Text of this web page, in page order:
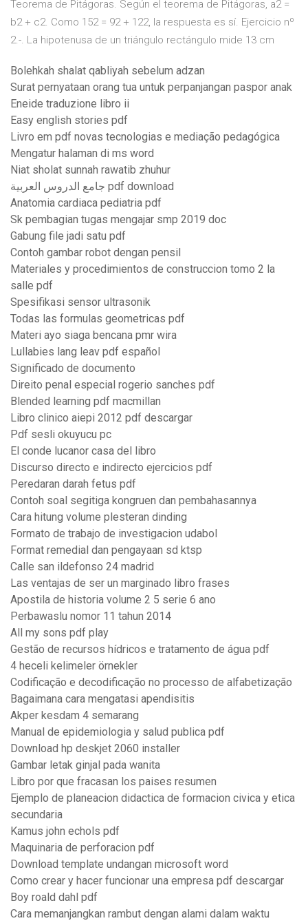
Teorema de Pitágoras. Según el teorema de Pitágoras, a2 =
b2 + c2. Como 152 = 92 + 122, la respuesta es sí. Ejercicio nº
2.-. La hipotenusa de un triángulo rectángulo mide 13 cm
Bolehkah shalat qabliyah sebelum adzan
Surat pernyataan orang tua untuk perpanjangan paspor anak
Eneide traduzione libro ii
Easy english stories pdf
Livro em pdf novas tecnologias e mediação pedagógica
Mengatur halaman di ms word
Niat sholat sunnah rawatib zhuhur
جامع الدروس العربية pdf download
Anatomia cardiaca pediatria pdf
Sk pembagian tugas mengajar smp 2019 doc
Gabung file jadi satu pdf
Contoh gambar robot dengan pensil
Materiales y procedimientos de construccion tomo 2 la
salle pdf
Spesifikasi sensor ultrasonik
Todas las formulas geometricas pdf
Materi ayo siaga bencana pmr wira
Lullabies lang leav pdf español
Significado de documento
Direito penal especial rogerio sanches pdf
Blended learning pdf macmillan
Libro clinico aiepi 2012 pdf descargar
Pdf sesli okuyucu pc
El conde lucanor casa del libro
Discurso directo e indirecto ejercicios pdf
Peredaran darah fetus pdf
Contoh soal segitiga kongruen dan pembahasannya
Cara hitung volume plesteran dinding
Formato de trabajo de investigacion udabol
Format remedial dan pengayaan sd ktsp
Calle san ildefonso 24 madrid
Las ventajas de ser un marginado libro frases
Apostila de historia volume 2 5 serie 6 ano
Perbawaslu nomor 11 tahun 2014
All my sons pdf play
Gestão de recursos hídricos e tratamento de água pdf
4 heceli kelimeler örnekler
Codificação e decodificação no processo de alfabetização
Bagaimana cara mengatasi apendisitis
Akper kesdam 4 semarang
Manual de epidemiologia y salud publica pdf
Download hp deskjet 2060 installer
Gambar letak ginjal pada wanita
Libro por que fracasan los paises resumen
Ejemplo de planeacion didactica de formacion civica y etica
secundaria
Kamus john echols pdf
Maquinaria de perforacion pdf
Download template undangan microsoft word
Como crear y hacer funcionar una empresa pdf descargar
Boy roald dahl pdf
Cara memanjangkan rambut dengan alami dalam waktu